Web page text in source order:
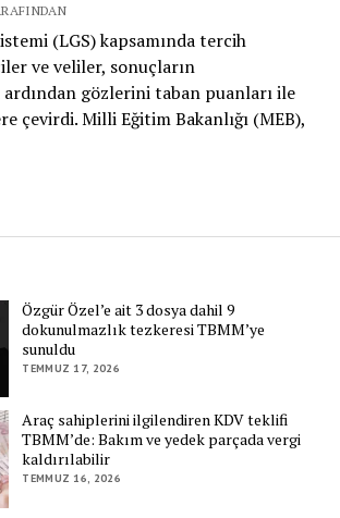
(LGS) kapsamında tercih
ve veliler, sonuçların
ardından gözlerini taban puanları ile
çevirdi. Milli Eğitim Bakanlığı (MEB),
Özgür Özel’e ait 3 dosya dahil 9
dokunulmazlık tezkeresi TBMM’ye
sunuldu
TEMMUZ 17, 2026
Araç sahiplerini ilgilendiren KDV teklifi
TBMM’de: Bakım ve yedek parçada vergi
kaldırılabilir
TEMMUZ 16, 2026